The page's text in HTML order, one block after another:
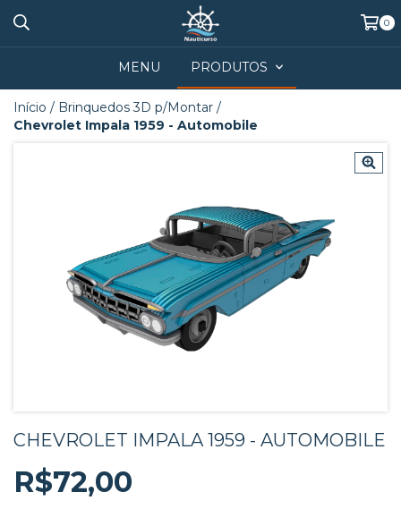
0
MENU PRODUTOS
Início / Brinquedos 3D p/Montar /
Chevrolet Impala 1959 - Automobile
CHEVROLET IMPALA 1959 - AUTOMOBILE
R$72,00